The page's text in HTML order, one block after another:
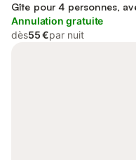
Gîte pour 4 personnes,
Annulation gratuite
dès55 €par nuit